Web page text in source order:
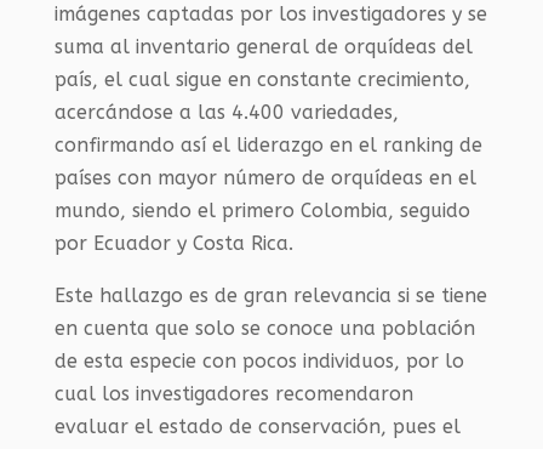
imágenes captadas por los investigadores y se
suma al inventario general de orquídeas del
país, el cual sigue en constante crecimiento,
acercándose a las 4.400 variedades,
confirmando así el liderazgo en el ranking de
países con mayor número de orquídeas en el
mundo, siendo el primero Colombia, seguido
por Ecuador y Costa Rica.
Este hallazgo es de gran relevancia si se tiene
en cuenta que solo se conoce una población
de esta especie con pocos individuos, por lo
cual los investigadores recomendaron
evaluar el estado de conservación, pues el